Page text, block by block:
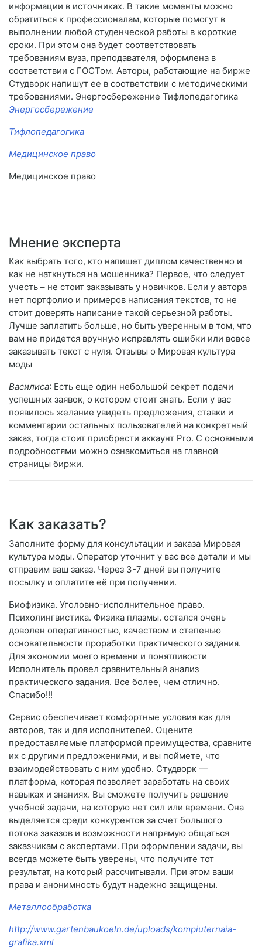
информации в источниках. В такие моменты можно
обратиться к профессионалам, которые помогут в
выполнении любой студенческой работы в короткие
сроки. При этом она будет соответствовать
требованиям вуза, преподавателя, оформлена в
соответствии с ГОСТом. Авторы, работающие на бирже
Студворк напишут ее в соответствии с методическими
требованиями. Энергосбережение Тифлопедагогика
Энергосбережение
Тифлопедагогика
Медицинское право
Медицинское право
Мнение эксперта
Как выбрать того, кто напишет диплом качественно и
как не наткнуться на мошенника? Первое, что следует
учесть – не стоит заказывать у новичков. Если у автора
нет портфолио и примеров написания текстов, то не
стоит доверять написание такой серьезной работы.
Лучше заплатить больше, но быть уверенным в том, что
вам не придется вручную исправлять ошибки или вовсе
заказывать текст с нуля. Отзывы о Мировая культура
моды
Василиса: Есть еще один небольшой секрет подачи
успешных заявок, о котором стоит знать. Если у вас
появилось желание увидеть предложения, ставки и
комментарии остальных пользователей на конкретный
заказ, тогда стоит приобрести аккаунт Pro. С основными
подробностями можно ознакомиться на главной
страницы биржи.
Как заказать?
Заполните форму для консультации и заказа Мировая
культура моды. Оператор уточнит у вас все детали и мы
отправим ваш заказ. Через 3-7 дней вы получите
посылку и оплатите её при получении.
Биофизика. Уголовно-исполнительное право.
Психолингвистика. Физика плазмы. остался очень
доволен оперативностью, качеством и степенью
основательности проработки практического задания.
Для экономии моего времени и понятливости
Исполнитель провел сравнительный анализ
практического задания. Все более, чем отлично.
Спасибо!!!
Сервис обеспечивает комфортные условия как для
авторов, так и для исполнителей. Оцените
предоставляемые платформой преимущества, сравните
их с другими предложениями, и вы поймете, что
взаимодействовать с ним удобно. Студворк —
платформа, которая позволяет заработать на своих
навыках и знаниях. Вы сможете получить решение
учебной задачи, на которую нет сил или времени. Она
выделяется среди конкурентов за счет большого
потока заказов и возможности напрямую общаться
заказчикам с экспертами. При оформлении задачи, вы
всегда можете быть уверены, что получите тот
результат, на который рассчитывали. При этом ваши
права и анонимность будут надежно защищены.
Металлообработка
http://www.gartenbaukoeln.de/uploads/kompiuternaia-
grafika.xml